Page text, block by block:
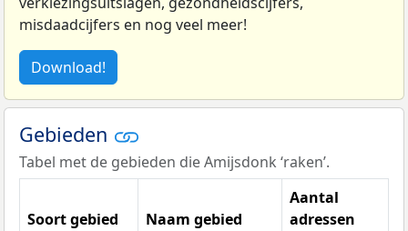
misdaadcijfers en nog veel meer!
Download!
Gebieden
Tabel met de gebieden die Amijsdonk ‘raken’.
Soort gebied Naam gebied
Aantal
adressen